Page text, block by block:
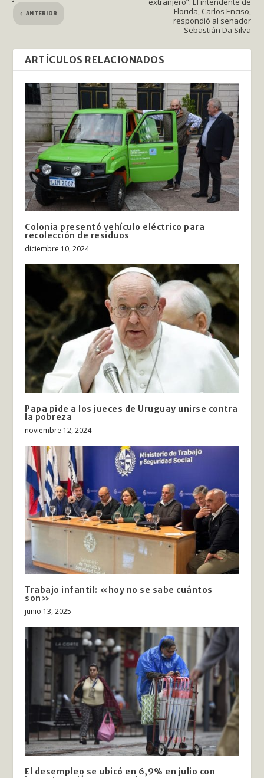
ANTERIOR
Florida, Carlos Enciso,
respondió al senador
Sebastián Da Silva
ARTÍCULOS RELACIONADOS
Colonia presentó vehículo eléctrico para
recolección de residuos
diciembre 10, 2024
Papa pide a los jueces de Uruguay unirse contra
la pobreza
noviembre 12, 2024
Trabajo infantil: «hoy no se sabe cuántos
son»
junio 13, 2025
El desempleo se ubicó en 6,9% en julio con